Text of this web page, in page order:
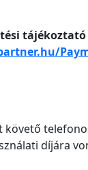
követő
díjára